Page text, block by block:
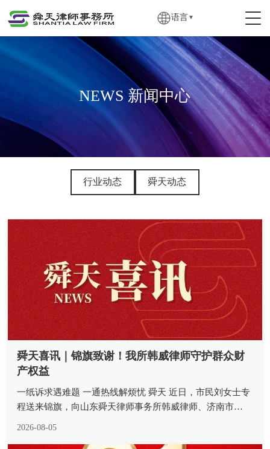
语言 ▼
NEWS 新闻中心
行业动态 舜天动态
舜天喜讯｜锦旗致谢！我所韩威律师守护群众财
产权益
一纸诉求遇难题 一通热线解烦忧 舜天 近日，市民刘女士专
程送来锦旗，向山东舜天律师事务所韩威律师、济南市
2026-08-05